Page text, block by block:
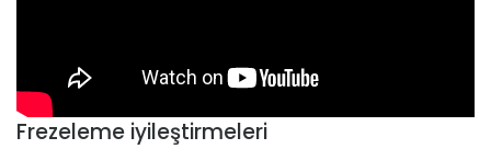
Frezeleme iyileştirmeleri